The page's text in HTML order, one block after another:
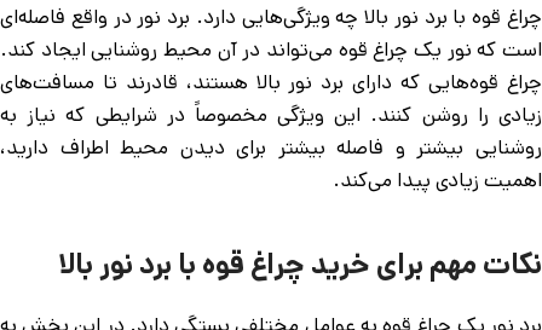
چراغ قوه با برد نور بالا چه ویژگی‌هایی دارد. برد نور در واقع فاصله‌ای
است که نور یک چراغ قوه می‌تواند در آن محیط روشنایی ایجاد کند.
چراغ قوه‌هایی که دارای برد نور بالا هستند، قادرند تا مسافت‌های
زیادی را روشن کنند. این ویژگی مخصوصاً در شرایطی که نیاز به
روشنایی بیشتر و فاصله بیشتر برای دیدن محیط اطراف دارید،
اهمیت زیادی پیدا می‌کند.
نکات مهم برای خرید چراغ قوه با برد نور بالا